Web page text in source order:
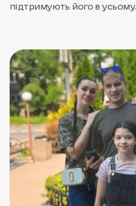
підтримують його в усьому.